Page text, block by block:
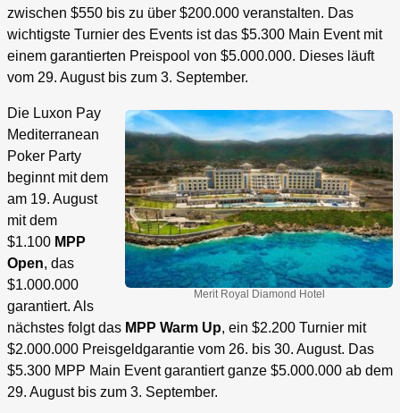
zwischen $550 bis zu über $200.000 veranstalten. Das
wichtigste Turnier des Events ist das $5.300 Main Event mit
einem garantierten Preispool von $5.000.000. Dieses läuft
vom 29. August bis zum 3. September.
Merit Royal Diamond Hotel
Die Luxon Pay
Mediterranean
Poker Party
beginnt mit dem
am 19. August
mit dem
$1.100 MPP
Open, das
$1.000.000
garantiert. Als
nächstes folgt das MPP Warm Up, ein $2.200 Turnier mit
$2.000.000 Preisgeldgarantie vom 26. bis 30. August. Das
$5.300 MPP Main Event garantiert ganze $5.000.000 ab dem
29. August bis zum 3. September.